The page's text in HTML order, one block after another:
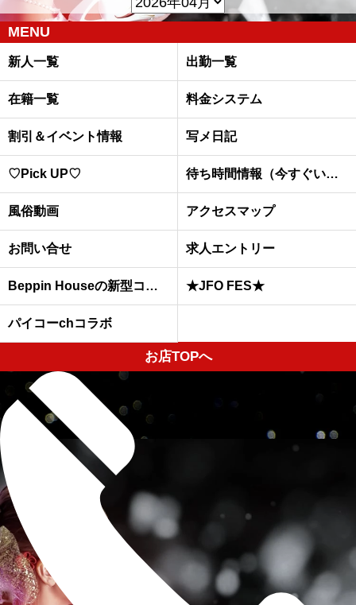
MENU
新人一覧 出勤一覧
在籍一覧 料金システム
割引＆イベント情報 写メ日記
♡Pick UP♡ 待ち時間情報（今すぐいける娘）
風俗動画 アクセスマップ
お問い合せ 求人エントリー
Beppin Houseの新型コロナウイルスへの予防対策について ★JFO FES★
パイコーchコラボ
お店TOPへ